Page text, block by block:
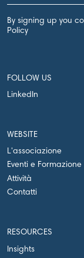
By signing up you
Policy
FOLLOW US
LinkedIn
WEBSITE
L'associazione
Eventi e Formazione
Attività
Contatti
RESOURCES
Insights